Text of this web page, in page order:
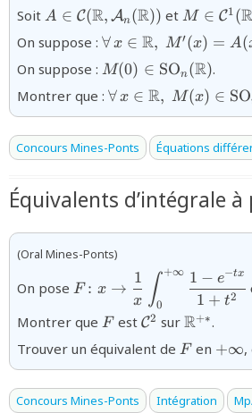
Soit {A\in\mathcal{C}
(\mathbb{R}))}
A ∈ C(R, An(R)) et M ∈ C1 (R
On suppose : ∀ x ∈ R, M′(x) = A(
On suppose :
(\mathbb{R})}
M(0) ∈ SOn (R).
Montrer que : ∀ x ∈ R, M(x) ∈ SO
Concours Mines-Ponts Équations
Équivalents d’intégrale
(Oral Mines-Ponts)
On pose
{F\colon x \rightarrow
\dfrac{1}{x}
\dfrac{1-e^{-t
\,\text{d}t}
F : x →
x
1 ∫0
+∞
1 + t2
1 − e−tx
Montrer que {F}
F estC2 surR+∗.
Trouver un équivalent de {F}
F en +∞,
Concours Mines-Ponts Intégration